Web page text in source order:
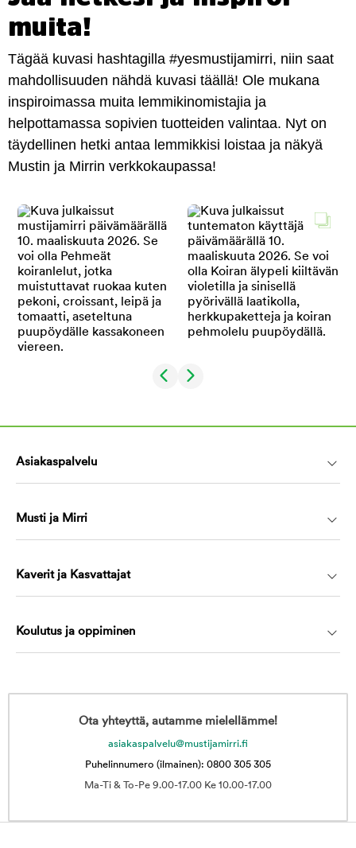
muita!
Tägää kuvasi hashtagilla #yesmustijamirri, niin saat
mahdollisuuden nähdä kuvasi täällä! Ole mukana
inspiroimassa muita lemmikinomistajia ja
helpottamassa sopivien tuotteiden valintaa. Nyt on
täydellinen hetki antaa lemmikkisi loistaa ja näkyä
Mustin ja Mirrin verkkokaupassa!
Asiakaspalvelu
Musti ja Mirri
Kaverit ja Kasvattajat
Koulutus ja oppiminen
Ota yhteyttä, autamme mielellämme!
asiakaspalvelu@mustijamirri.fi
Puhelinnumero (ilmainen): 0800 305 305
Ma-Ti & To-Pe 9.00-17.00 Ke 10.00-17.00